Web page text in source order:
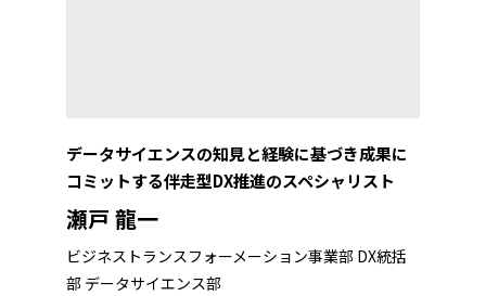
データサイエンスの知見と経験に基づき成果に
コミットする伴走型DX推進のスペシャリスト
瀬戸 龍一
ビジネストランスフォーメーション事業部 DX統括
部 データサイエンス部